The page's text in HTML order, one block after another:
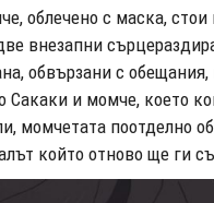
облечено с маска,
внезапни
обвързани с
​​и момче, което
момчетата поотделно
който отново ще ги